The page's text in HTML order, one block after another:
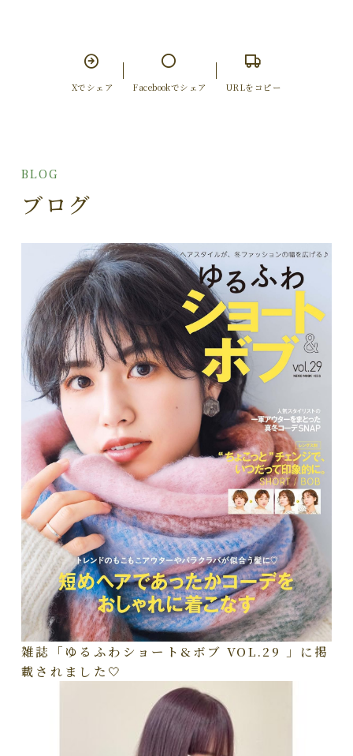
Xでシェア Facebookでシェア URLをコピー
BLOG
ブログ
雑誌「ゆるふわショート&ボブ VOL.29 」に掲
載されました🤍